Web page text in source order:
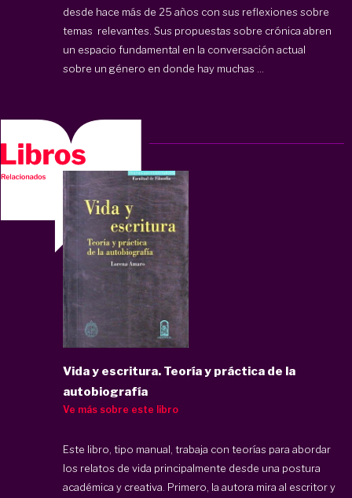
desde hace más de 25 años con sus reflexiones sobre
temas relevantes. Sus propuestas sobre crónica abren
un espacio fundamental en la conversación actual
sobre un género en donde hay muchas ...
Vida y escritura. Teoría y práctica de la
autobiografía
Ve más sobre este libro
Este libro, tipo manual, trabaja con teorías para abordar
los relatos de vida principalmente desde una postura
académica y creativa. Primero, la autora mira al escritor y